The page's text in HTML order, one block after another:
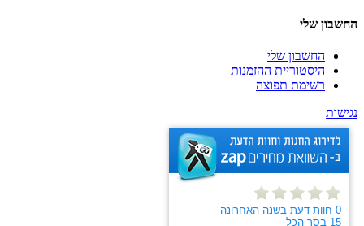
החשבון שלי
החשבון שלי
היסטוריית ההזמנות
רשימת תפוצה
נגישות